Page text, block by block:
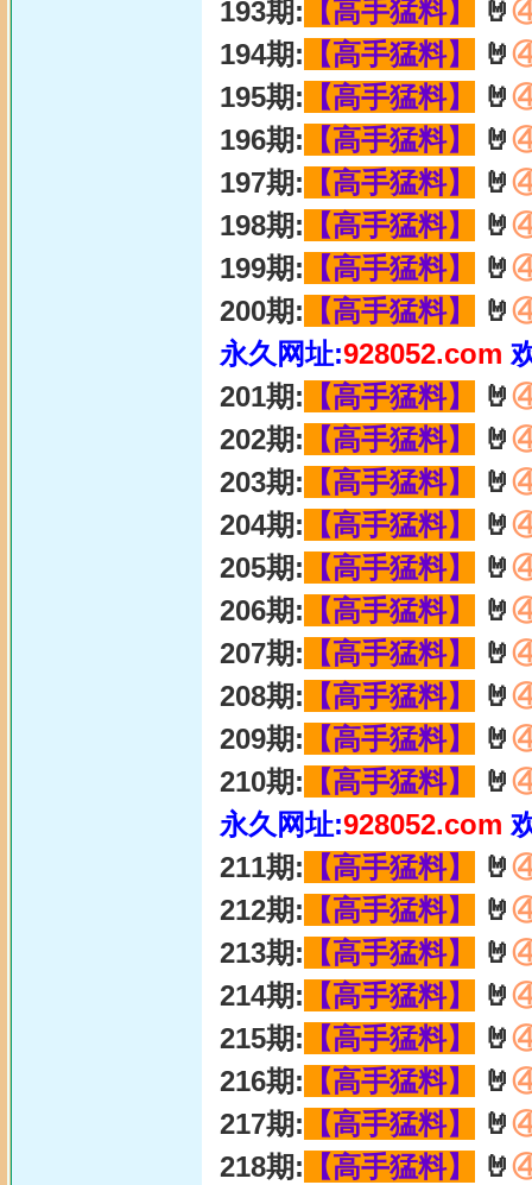
193期: 【高手猛料】 🤘
194期: 【高手猛料】 🤘
195期: 【高手猛料】 🤘
196期: 【高手猛料】 🤘
197期: 【高手猛料】 🤘
198期: 【高手猛料】 🤘
199期: 【高手猛料】 🤘
200期: 【高手猛料】 🤘
永久网址:928052.com
201期: 【高手猛料】 🤘
202期: 【高手猛料】 🤘
203期: 【高手猛料】 🤘
204期: 【高手猛料】 🤘
205期: 【高手猛料】 🤘
206期: 【高手猛料】 🤘
207期: 【高手猛料】 🤘
208期: 【高手猛料】 🤘
209期: 【高手猛料】 🤘
210期: 【高手猛料】 🤘
永久网址:928052.com
211期: 【高手猛料】 🤘
212期: 【高手猛料】 🤘
213期: 【高手猛料】 🤘
214期: 【高手猛料】 🤘
215期: 【高手猛料】 🤘
216期: 【高手猛料】 🤘
217期: 【高手猛料】 🤘
218期: 【高手猛料】 🤘